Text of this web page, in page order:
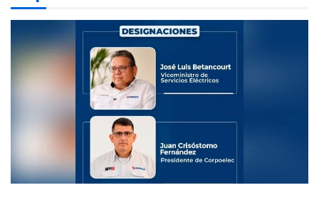
4
llevar a problemas
sanitarios y asumirse como
problema de orden público
REGIONALES
Alcaldía de Mariño climatiza
Núcleo del Sistema de
Orquestas Porlamar